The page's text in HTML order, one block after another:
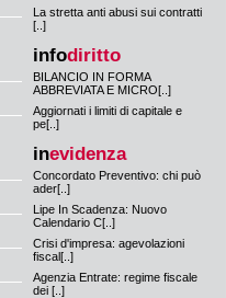
La stretta anti abusi sui contratti
[..]
infodiritto
BILANCIO IN FORMA
ABBREVIATA E MICRO[..]
Aggiornati i limiti di capitale e
pe[..]
inevidenza
Concordato Preventivo: chi può
ader[..]
Lipe In Scadenza: Nuovo
Calendario C[..]
Crisi d'impresa: agevolazioni
fiscal[..]
Agenzia Entrate: regime fiscale
dei [..]